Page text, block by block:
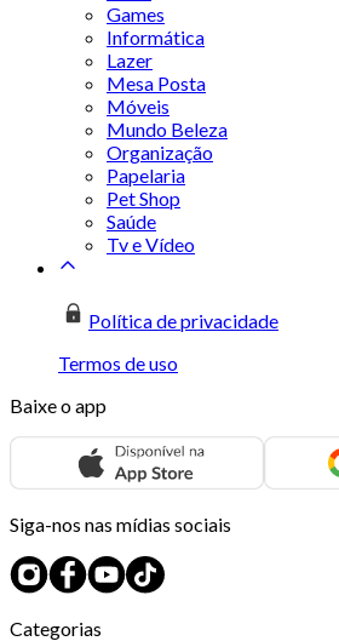
Games
Informática
Lazer
Mesa Posta
Móveis
Mundo Beleza
Organização
Papelaria
Pet Shop
Saúde
Tv e Vídeo
Política de privacidade
Termos de uso
Baixe o app
Siga-nos nas mídias sociais
Categorias